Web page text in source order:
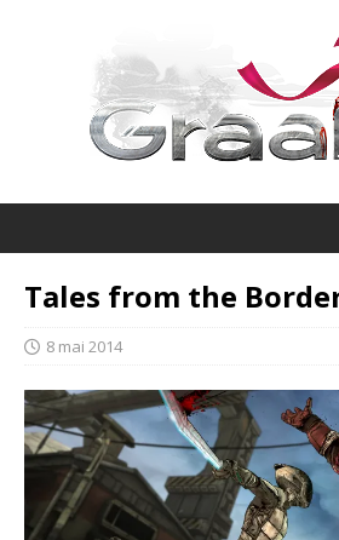
Tales from the
8 mai 2014